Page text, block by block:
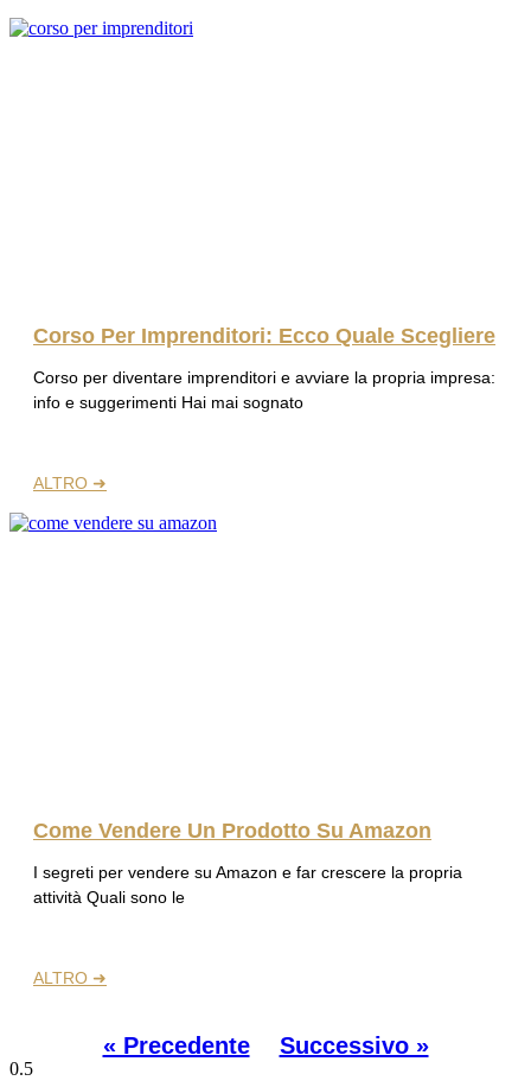
Corso Per Imprenditori: Ecco Quale Scegliere
Corso per diventare imprenditori e avviare la propria impresa:
info e suggerimenti Hai mai sognato
ALTRO ➜
Come Vendere Un Prodotto Su Amazon
I segreti per vendere su Amazon e far crescere la propria
attività Quali sono le
ALTRO ➜
« Precedente Successivo »